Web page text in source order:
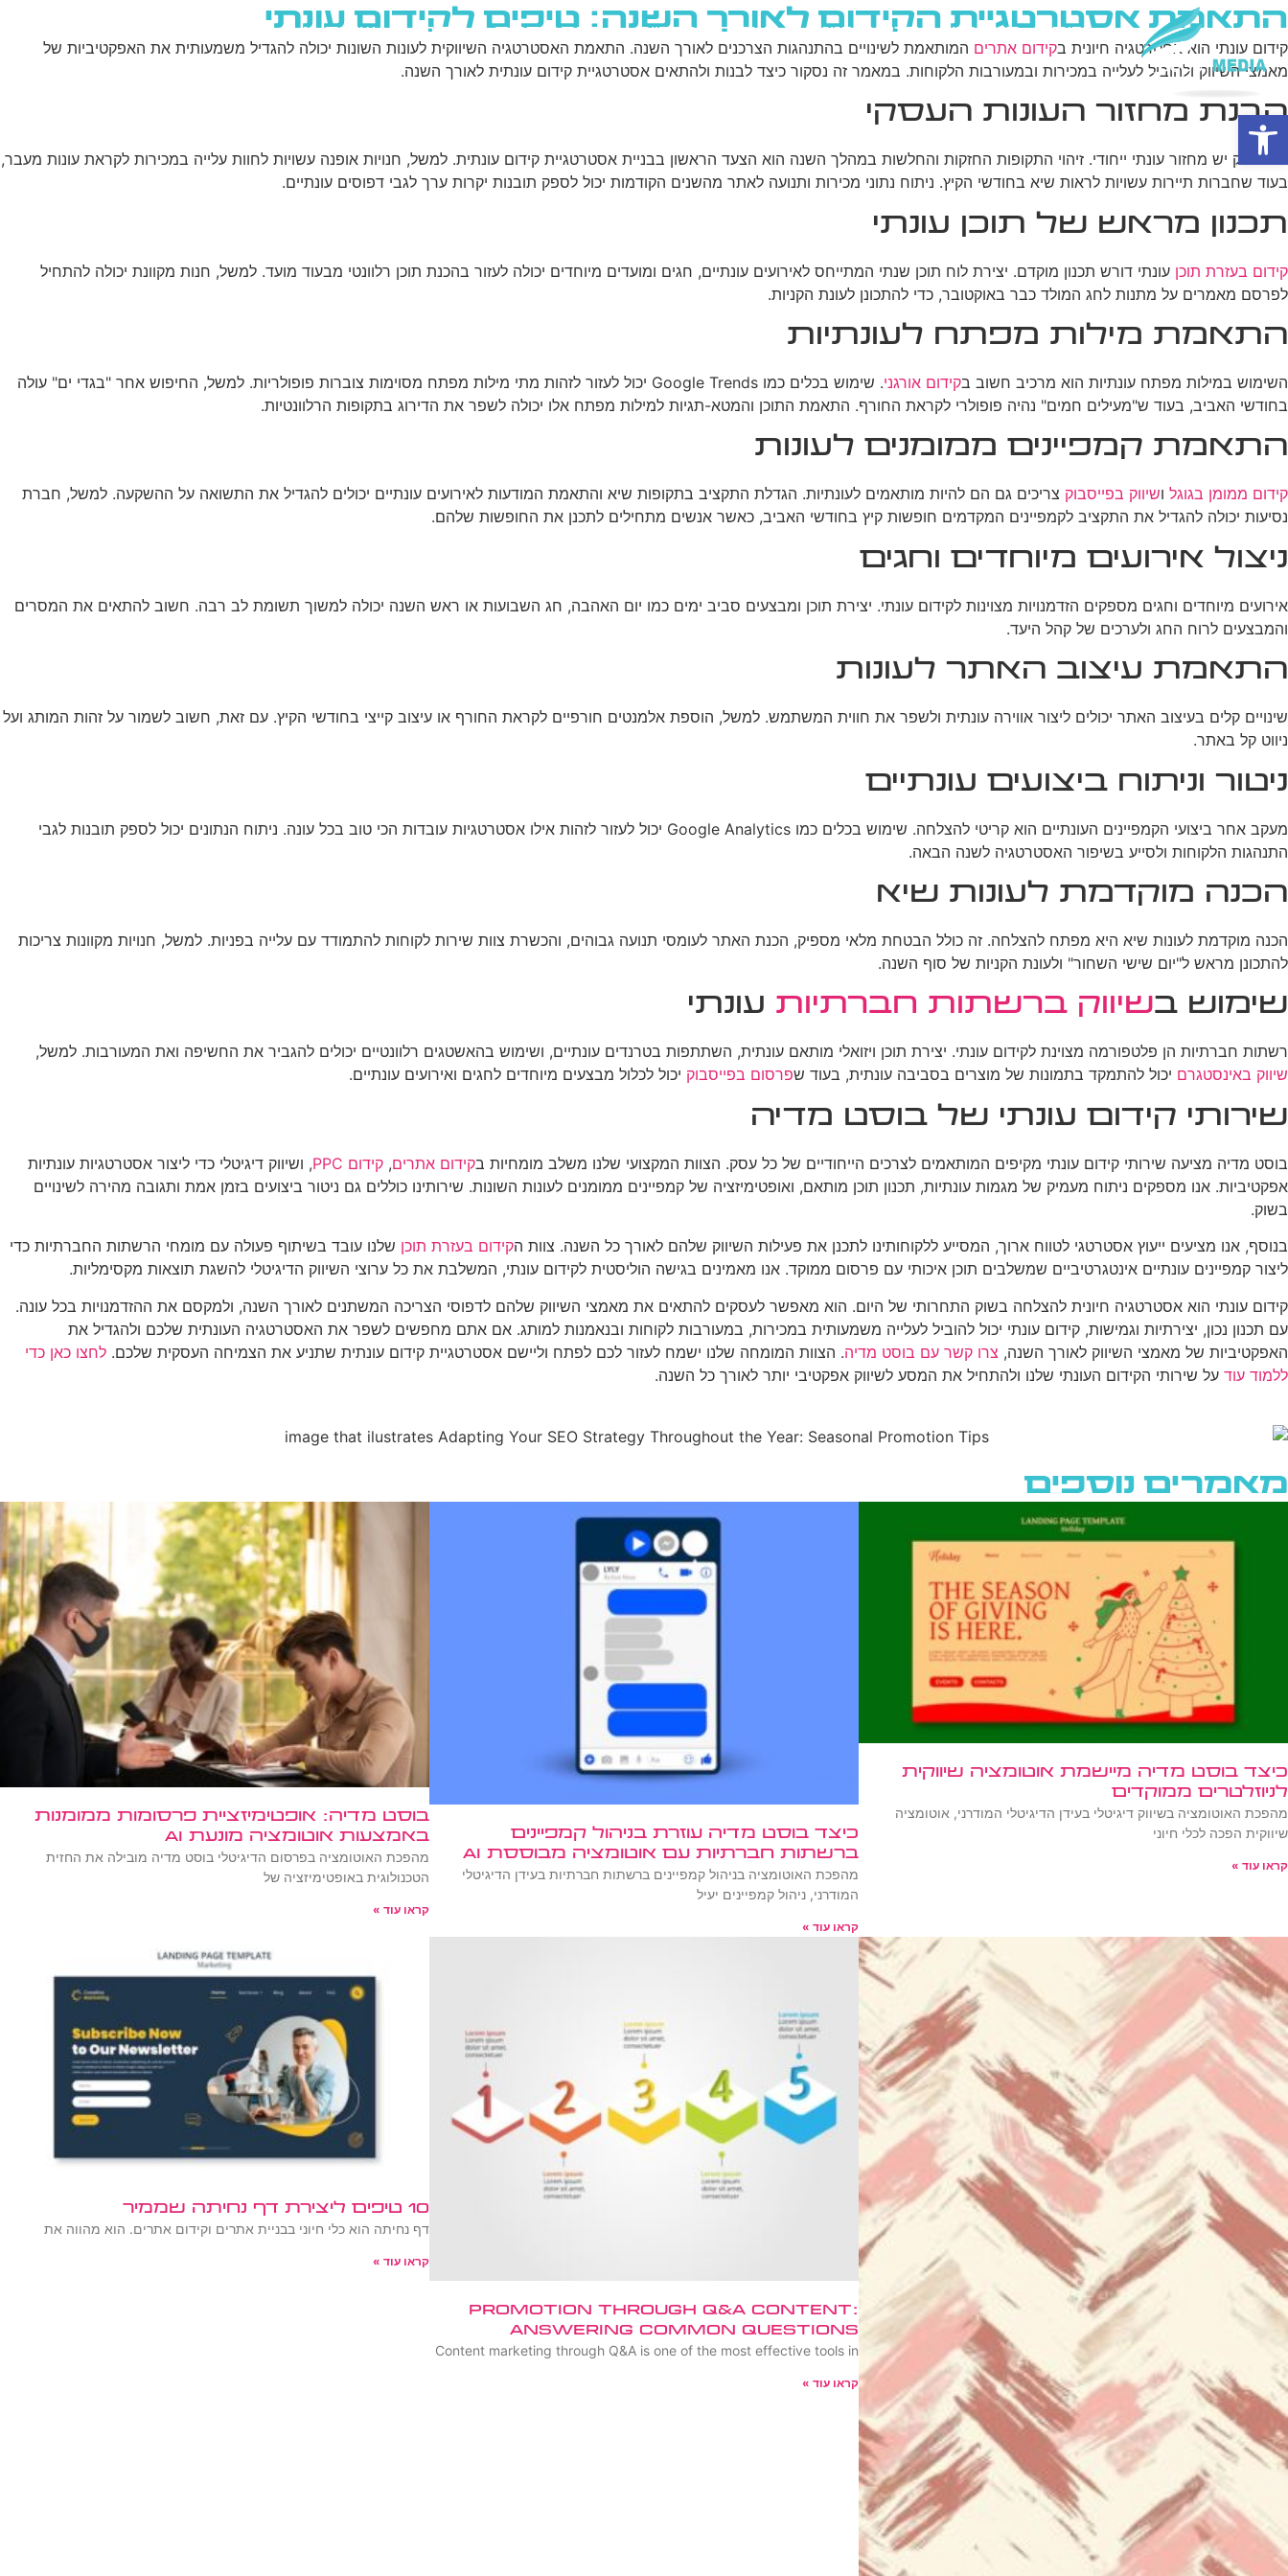
פתח סרגל נגישות
בית מי אנחנו פרסום בגוגל רשתות חברתיות בניית אתרים בלוג שירותי AI
התאמת אסטרטגיית הקידום לאורך השנה: טיפים לקידום עונתי
קידום עונתי הוא אסטרטגיה חיונית בקידום אתרים המותאמת לשינויים בהתנהגות הצרכנים לאורך השנה. התאמת האסטרטגיה השיווקית לעונות השונות יכולה להגדיל משמעותית את האפקטיביות של
מאמצי השיווק ולהוביל לעלייה במכירות ובמעורבות הלקוחות. במאמר זה נסקור כיצד לבנות ולהתאים אסטרטגיית קידום עונתית לאורך השנה.
הבנת מחזור העונות העסקי
לכל עסק יש מחזור עונתי ייחודי. זיהוי התקופות החזקות והחלשות במהלך השנה הוא הצעד הראשון בבניית אסטרטגיית קידום עונתית. למשל, חנויות אופנה עשויות לחוות עלייה במכירות לקראת עונות מעבר,
בעוד שחברות תיירות עשויות לראות שיא בחודשי הקיץ. ניתוח נתוני מכירות ותנועה לאתר מהשנים הקודמות יכול לספק תובנות יקרות ערך לגבי דפוסים עונתיים.
תכנון מראש של תוכן עונתי
קידום בעזרת תוכן עונתי דורש תכנון מוקדם. יצירת לוח תוכן שנתי המתייחס לאירועים עונתיים, חגים ומועדים מיוחדים יכולה לעזור בהכנת תוכן רלוונטי מבעוד מועד. למשל, חנות מקוונת יכולה להתחיל
לפרסם מאמרים על מתנות לחג המולד כבר באוקטובר, כדי להתכונן לעונת הקניות.
התאמת מילות מפתח לעונתיות
השימוש במילות מפתח עונתיות הוא מרכיב חשוב בקידום אורגני
. שימוש בכלים כמו Google Trends יכול לעזור לזהות מתי מילות מפתח מסוימות צוברות פופולריות. למשל, החיפוש אחר "בגדי ים" עולה
בחודשי האביב, בעוד ש"מעילים חמים" נהיה פופולרי לקראת החורף. התאמת התוכן והמטא-תגיות למילות מפתח אלו יכולה לשפר את הדירוג בתקופות הרלוונטיות.
התאמת קמפיינים ממומנים לעונות
קידום ממומן בגוגל ושיווק בפייסבוק צריכים גם הם להיות מותאמים לעונתיות. הגדלת התקציב בתקופות שיא והתאמת המודעות לאירועים עונתיים יכולים להגדיל את התשואה על ההשקעה. למשל, חברת
נסיעות יכולה להגדיל את התקציב לקמפיינים המקדמים חופשות קיץ בחודשי האביב, כאשר אנשים מתחילים לתכנן את החופשות שלהם.
ניצול אירועים מיוחדים וחגים
אירועים מיוחדים וחגים מספקים הזדמנויות מצוינות לקידום עונתי. יצירת תוכן ומבצעים סביב ימים כמו יום האהבה, חג השבועות או ראש השנה יכולה למשוך תשומת לב רבה. חשוב להתאים את המסרים
והמבצעים לרוח החג ולערכים של קהל היעד.
התאמת עיצוב האתר לעונות
שינויים קלים בעיצוב האתר יכולים ליצור אווירה עונתית ולשפר את חווית המשתמש. למשל, הוספת אלמנטים חורפיים לקראת החורף או עיצוב קייצי בחודשי הקיץ. עם זאת, חשוב לשמור על זהות המותג ועל
ניווט קל באתר.
ניטור וניתוח ביצועים עונתיים
מעקב אחר ביצועי הקמפיינים העונתיים הוא קריטי להצלחה. שימוש בכלים כמו Google Analytics יכול לעזור לזהות אילו אסטרטגיות עובדות הכי טוב בכל עונה. ניתוח הנתונים יכול לספק תובנות לגבי
התנהגות הלקוחות ולסייע בשיפור האסטרטגיה לשנה הבאה.
הכנה מוקדמת לעונות שיא
הכנה מוקדמת לעונות שיא היא מפתח להצלחה. זה כולל הבטחת מלאי מספיק, הכנת האתר לעומסי תנועה גבוהים, והכשרת צוות שירות לקוחות להתמודד עם עלייה בפניות. למשל, חנויות מקוונות צריכות
להתכונן מראש ל"יום שישי השחור" ולעונת הקניות של סוף השנה.
שימוש בשיווק ברשתות חברתיות עונתי
רשתות חברתיות הן פלטפורמה מצוינת לקידום עונתי. יצירת תוכן ויזואלי מותאם עונתית, השתתפות בטרנדים עונתיים, ושימוש בהאשטגים רלוונטיים יכולים להגביר את החשיפה ואת המעורבות. למשל,
שיווק באינסטגרם יכול להתמקד בתמונות של מוצרים בסביבה עונתית, בעוד שפרסום בפייסבוק יכול לכלול מבצעים מיוחדים לחגים ואירועים עונתיים.
שירותי קידום עונתי של בוסט מדיה
בוסט מדיה מציעה שירותי קידום עונתי מקיפים המותאמים לצרכים הייחודיים של כל עסק. הצוות המקצועי שלנו משלב מומחיות בקידום אתרים, קידום PPC
, ושיווק דיגיטלי כדי ליצור אסטרטגיות עונתיות
אפקטיביות. אנו מספקים ניתוח מעמיק של מגמות עונתיות, תכנון תוכן מותאם, ואופטימיזציה של קמפיינים ממומנים לעונות השונות. שירותינו כוללים גם ניטור ביצועים בזמן אמת ותגובה מהירה לשינויים
בשוק.
בנוסף, אנו מציעים ייעוץ אסטרטגי לטווח ארוך, המסייע ללקוחותינו לתכנן את פעילות השיווק שלהם לאורך כל השנה. צוות הקידום בעזרת תוכן שלנו עובד בשיתוף פעולה עם מומחי הרשתות החברתיות כדי
ליצור קמפיינים עונתיים אינטגרטיביים שמשלבים תוכן איכותי עם פרסום ממוקד. אנו מאמינים בגישה הוליסטית לקידום עונתי, המשלבת את כל ערוצי השיווק הדיגיטלי להשגת תוצאות מקסימליות.
קידום עונתי הוא אסטרטגיה חיונית להצלחה בשוק התחרותי של היום. הוא מאפשר לעסקים להתאים את מאמצי השיווק שלהם לדפוסי הצריכה המשתנים לאורך השנה, ולמקסם את ההזדמנויות בכל עונה.
עם תכנון נכון, יצירתיות וגמישות, קידום עונתי יכול להוביל לעלייה משמעותית במכירות, במעורבות לקוחות ובנאמנות למותג. אם אתם מחפשים לשפר את האסטרטגיה העונתית שלכם ולהגדיל את
האפקטיביות של מאמצי השיווק לאורך השנה, צרו קשר עם בוסט מדיה. הצוות המומחה שלנו ישמח לעזור לכם לפתח וליישם אסטרטגיית קידום עונתית שתניע את הצמיחה העסקית שלכם. לחצו כאן כדי
ללמוד עוד על שירותי הקידום העונתי שלנו ולהתחיל את המסע לשיווק אפקטיבי יותר לאורך כל השנה.
מאמרים נוספים
כיצד בוסט מדיה מיישמת אוטומציה שיווקית
לניוזלטרים ממוקדים
מהפכת האוטומציה בשיווק דיגיטלי בעידן הדיגיטלי המודרני, אוטומציה
שיווקית הפכה לכלי חיוני
קראו עוד »
כיצד בוסט מדיה עוזרת בניהול קמפיינים
ברשתות חברתיות עם אוטומציה מבוססת AI
מהפכת האוטומציה בניהול קמפיינים ברשתות חברתיות בעידן הדיגיטלי
המודרני, ניהול קמפיינים יעיל
קראו עוד »
בוסט מדיה: אופטימיזציית פרסומות ממומנות
באמצעות אוטומציה מונעת AI
מהפכת האוטומציה בפרסום הדיגיטלי בוסט מדיה מובילה את החזית
הטכנולוגית באופטימיזציה של
קראו עוד »
Promotion Through Q&A Content:
Answering Common Questions
Content marketing through Q&A is one of the most effective tools in
קראו עוד »
10 טיפים ליצירת דף נחיתה שממיר
דף נחיתה הוא כלי חיוני בבניית אתרים וקידום אתרים. הוא מהווה את
קראו עוד »